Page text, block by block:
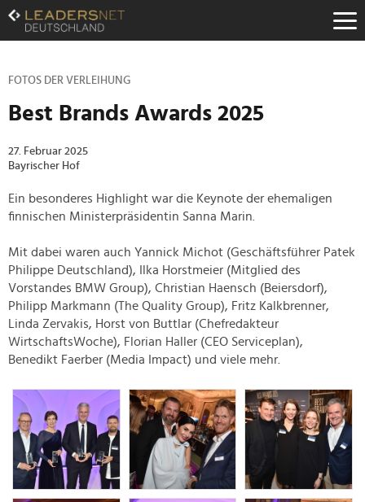
Zum
Inhalt
Zur
Navigation
Hauptnavigation
FOTOS DER VERLEIHUNG
Best Brands Awards 2025
27. Februar 2025
Bayrischer Hof
Ein besonderes Highlight war die Keynote der ehemaligen
finnischen Ministerpräsidentin Sanna Marin.
Mit dabei waren auch Yannick Michot (Geschäftsführer Patek
Philippe Deutschland), Ilka Horstmeier (Mitglied des
Vorstandes BMW Group), Christian Haensch (Beiersdorf),
Philipp Markmann (The Quality Group), Fritz Kalkbrenner,
Linda Zervakis, Horst von Buttlar (Chefredakteur
WirtschaftsWoche), Florian Haller (CEO Serviceplan),
Benedikt Faerber (Media Impact) und viele mehr.